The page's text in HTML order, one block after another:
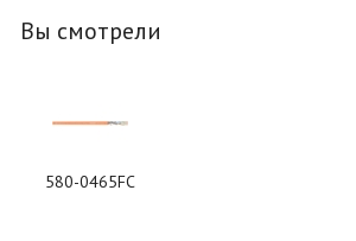
Вы смотрели
580-0465FC